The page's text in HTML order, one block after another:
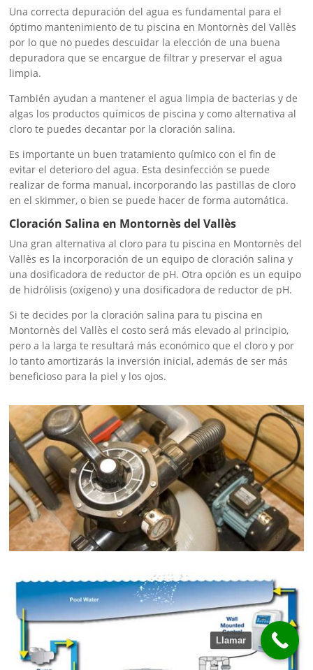
Una correcta depuración del agua es fundamental para el
óptimo mantenimiento de tu piscina en Montornès del Vallès
por lo que no puedes descuidar la elección de una buena
depuradora que se encargue de filtrar y preservar el agua
limpia.
También ayudan a mantener el agua limpia de bacterias y de
algas los productos químicos de piscina y como alternativa al
cloro te puedes decantar por la cloración salina.
Es importante un buen tratamiento químico con el fin de
evitar el deterioro del agua. Esta desinfección se puede
realizar de forma manual, incorporando las pastillas de cloro
en el skimmer, o bien se puede hacer de forma automática.
Cloración Salina en Montornès del Vallès
Una gran alternativa al cloro para tu piscina en Montornès del
Vallès es la incorporación de un equipo de cloración salina y
una dosificadora de reductor de pH. Otra opción es un equipo
de hidrólisis (oxígeno) y una dosificadora de reductor de pH.
Si te decides por la cloración salina para tu piscina en
Montornès del Vallès el costo será más elevado al principio,
pero a la larga te resultará más económico que el cloro y por
lo tanto amortizarás la inversión inicial, además de ser más
beneficioso para la piel y los ojos.
Llamar